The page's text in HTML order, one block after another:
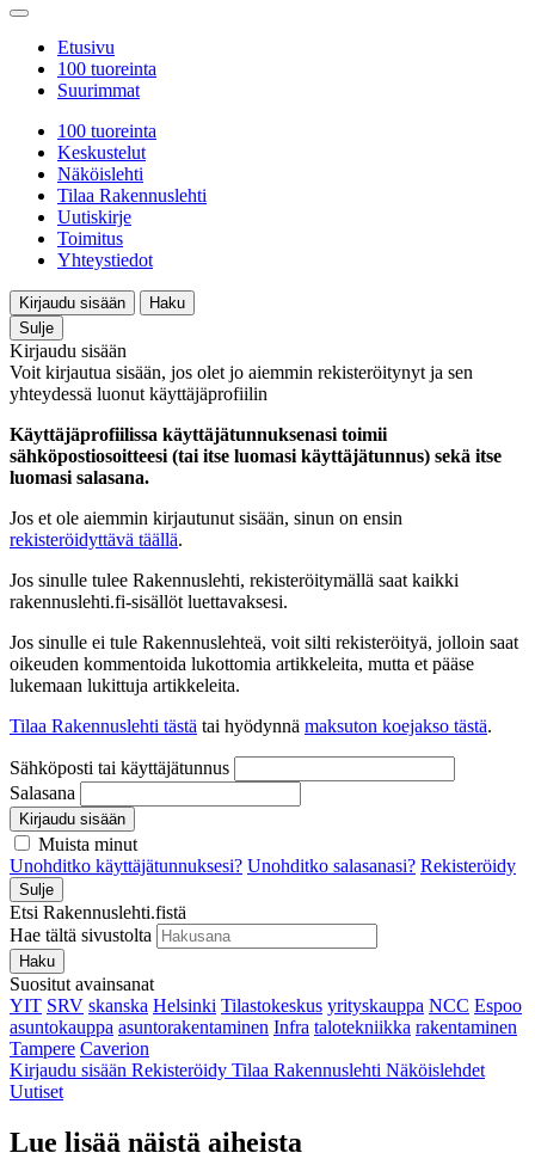
Etusivu
100 tuoreinta
Suurimmat
100 tuoreinta
Keskustelut
Näköislehti
Tilaa Rakennuslehti
Uutiskirje
Toimitus
Yhteystiedot
Kirjaudu sisään
Haku
Sulje
Kirjaudu sisään
Voit kirjautua sisään, jos olet jo aiemmin rekisteröitynyt ja sen
yhteydessä luonut käyttäjäprofiilin
Käyttäjäprofiilissa käyttäjätunnuksenasi toimii
sähköpostiosoitteesi (tai itse luomasi käyttäjätunnus) sekä itse
luomasi salasana.
Jos et ole aiemmin kirjautunut sisään, sinun on ensin
rekisteröidyttävä täällä.
Jos sinulle tulee Rakennuslehti, rekisteröitymällä saat kaikki
rakennuslehti.fi-sisällöt luettavaksesi.
Jos sinulle ei tule Rakennuslehteä, voit silti rekisteröityä, jolloin saat
oikeuden kommentoida lukottomia artikkeleita, mutta et pääse
lukemaan lukittuja artikkeleita.
Tilaa Rakennuslehti tästä tai hyödynnä maksuton koejakso tästä.
Sähköposti tai käyttäjätunnus
Salasana
Kirjaudu sisään
Muista minut
Unohditko käyttäjätunnuksesi? Unohditko salasanasi? Rekisteröidy
Sulje
Etsi Rakennuslehti.fistä
Hae tältä sivustolta
Haku
Suositut avainsanat
YIT SRV skanska Helsinki Tilastokeskus yrityskauppa NCC Espoo
asuntokauppa asuntorakentaminen Infra talotekniikka rakentaminen
Tampere Caverion
Kirjaudu sisään Rekisteröidy Tilaa Rakennuslehti Näköislehdet
Uutiset
Lue lisää näistä aiheista